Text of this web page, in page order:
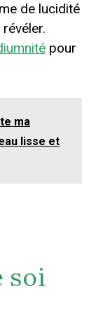
de lucidité
pour
ma
lisse et
soi